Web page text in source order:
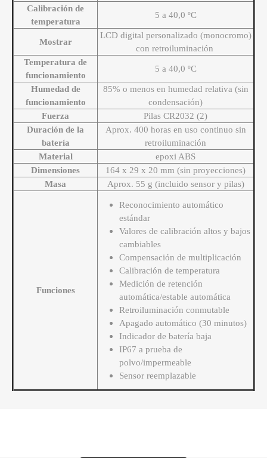
Calibración de
temperatura
5 a 40,0 ºC
Mostrar
LCD digital personalizado (monocromo)
con retroiluminación
Temperatura de
funcionamiento
5 a 40,0 ºC
Humedad de
funcionamiento
85% o menos en humedad relativa (sin
condensación)
Fuerza
Pilas CR2032 (2)
Duración de la
batería
Aprox. 400 horas en uso continuo sin
retroiluminación
Material
epoxi ABS
Dimensiones
164 x 29 x 20 mm (sin proyecciones)
Masa
Aprox. 55 g (incluido sensor y pilas)
Funciones
Reconocimiento automático
estándar
Valores de calibración altos y bajos
cambiables
Compensación de multiplicación
Calibración de temperatura
Medición de retención
automática/estable automática
Retroiluminación conmutable
Apagado automático (30 minutos)
Indicador de batería baja
IP67 a prueba de
polvo/impermeable
Sensor reemplazable